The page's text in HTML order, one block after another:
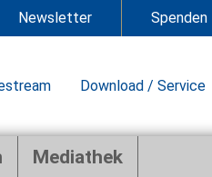
Newsletter Spenden
Download / Service
Mediathek